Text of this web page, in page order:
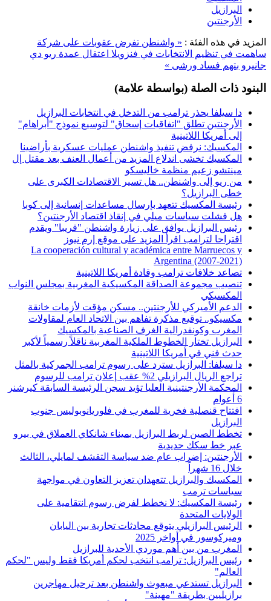
البرازيل
الأرجنتين
المزيد في هذه الفئة : « واشنطن تفرض عقوبات على شركة
ساهمت في تنظيم الانتخابات في فنزويلا اعتقال عمدة ريو دي
جانيرو بتهم فساد ورشى »
البنود ذات الصلة (بواسطة علامة)
دا سيلفا يحذر ترامب من التدخل في انتخابات البرازيل
الأرجنتين تطلق "اتفاقيات إسحاق" لتوسيع نموذج "أبراهام"
إلى أمريكا اللاتينية
المكسيك: نرفض تنفيذ واشنطن عمليات عسكرية بأراضينا
المكسيك تخشى اندلاع المزيد من أعمال العنف بعد مقتل إل
مينتشو زعيم منظمة خاليسكو
من ريو إلى واشنطن.. هل تسير الاقتصادات الكبرى على
خطى البرازيل؟
رئيسة المكسيك تتعهد بإرسال مساعدات إنسانية إلى كوبا
هل فشلت سياسات ميلي في إنقاذ اقتصاد الأرجنتين؟
رئيس البرازيل يوافق على زيارة واشنطن "قريبا" ويقدم
اقتراحا لترامب اقرأ المزيد على موقع إرم نيوز
La cooperación cultural y académica entre Marruecos y
Argentina (2007-2021)
تصاعد خلافات ترامب وقادة أمريكا اللاتينية
تنصيب مجموعة الصداقة المكسيكية المغربية بمجلس النواب
المكسيكي
الدعم الأميركي للأرجنتين.. مسكن مؤقت لأزمات خانقة
مكسيكو.. توقيع مذكرة تفاهم بين الاتحاد العام لمقاولات
المغرب وكونفدرالية الغرف الصناعية بالمكسيك
البرازيل تختار الخطوط الملكية المغربية ناقلاً رسمياً لأكبر
حدث فني في أمريكا اللاتينية
دا سيلفا: البرازيل سترد على رسوم ترامب الجمركية بالمثل
تراجع الريال البرازيلي 2% عقب إعلان ترامب للرسوم
المحكمة الأرجنتينية العليا تؤيد سجن الرئيسة السابقة كيرشنر
6 أعوام
افتتاح قنصلية فخرية للمغرب في فلوريانوبوليس جنوب
البرازيل
تخطط الصين لربط البرازيل بميناء شانكاي العملاق في بيرو
عبر خط سكك حديدية
الأرجنتين: إضراب عام ضد سياسة التقشف لمايلي، الثالث
خلال 16 شهراً
المكسيك والبرازيل تتعهدان تعزيز التعاون في مواجهة
سياسات ترمب
رئيسة المكسيك: لا نخطط لفرض رسوم انتقامية على
الولايات المتحدة
الرئيس البرازيلي يتوقع محادثات تجارية بين اليابان
وميركوسور في أواخر 2025
المغرب من بين أهم موردي الأحدية للبرازيل
رئيس البرازيل: ترامب انتخب لحكم أمريكا فقط وليس "لحكم
العالم"
البرازيل تستدعي مبعوث واشنطن بعد ترحيل مهاجرين
برازيليين بطريقة "مهينة"